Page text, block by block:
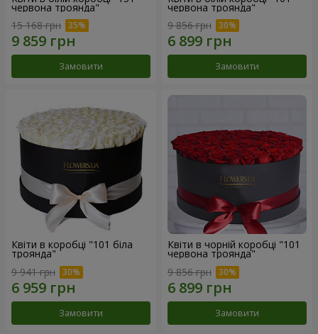
червона троянда"
15 168 грн
Замовити
червона троянда"
9 856 грн
Замовити
Квіти в коробці "101 біла
троянда"
9 941 грн
Замовити
Квіти в чорній коробці "101
червона троянда"
9 856 грн
Замовити